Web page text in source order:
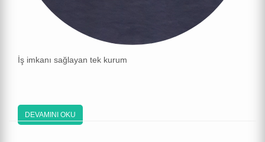
İş imkanı sağlayan tek kurum
DEVAMINI OKU